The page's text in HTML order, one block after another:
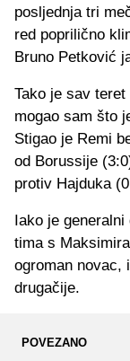
posljednja tri
red poprilično
Bruno Petković
Tako je sav
mogao sam što
Stigao je Remi
od Borussije
protiv Hajduka
Iako je
tima s
ogroman novac,
drugačije.
POVEZANO